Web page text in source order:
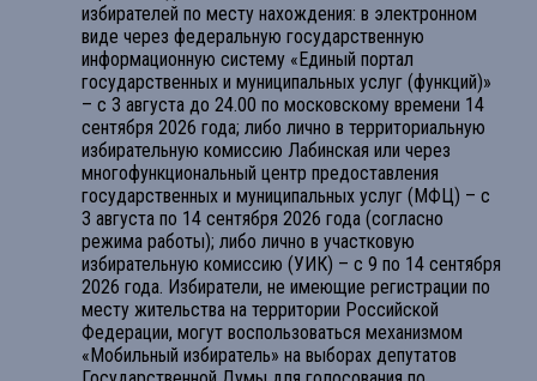
избирателей по месту нахождения: в электронном
виде через федеральную государственную
информационную систему «Единый портал
государственных и муниципальных услуг (функций)»
– с 3 августа до 24.00 по московскому времени 14
сентября 2026 года; либо лично в территориальную
избирательную комиссию Лабинская или через
многофункциональный центр предоставления
государственных и муниципальных услуг (МФЦ) – с
3 августа по 14 сентября 2026 года (согласно
режима работы); либо лично в участковую
избирательную комиссию (УИК) – с 9 по 14 сентября
2026 года. Избиратели, не имеющие регистрации по
месту жительства на территории Российской
Федерации, могут воспользоваться механизмом
«Мобильный избиратель» на выборах депутатов